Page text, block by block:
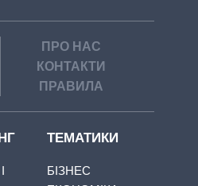
ПРО НАС
КОНТАКТИ
ПРАВИЛА
ТЕМАТИКИ
БІЗНЕС